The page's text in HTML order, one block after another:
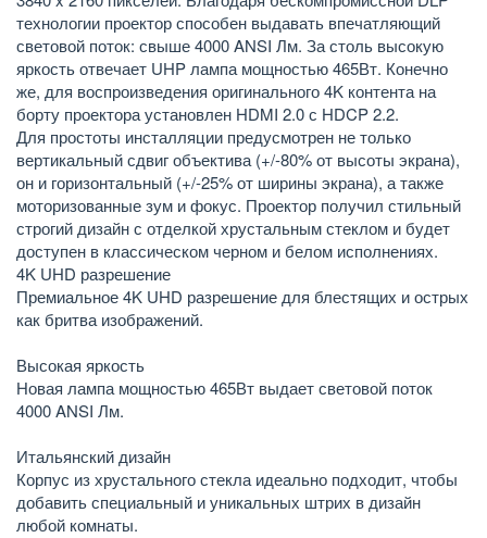
технологии проектор способен выдавать впечатляющий
световой поток: свыше 4000 ANSI Лм. За столь высокую
яркость отвечает UHP лампа мощностью 465Вт. Конечно
же, для воспроизведения оригинального 4K контента на
борту проектора установлен HDMI 2.0 с HDCP 2.2.
Для простоты инсталляции предусмотрен не только
вертикальный сдвиг объектива (+/-80% от высоты экрана),
он и горизонтальный (+/-25% от ширины экрана), а также
моторизованные зум и фокус. Проектор получил стильный
строгий дизайн с отделкой хрустальным стеклом и будет
доступен в классическом черном и белом исполнениях.
4K UHD разрешение
Премиальное 4K UHD разрешение для блестящих и острых
как бритва изображений.
Высокая яркость
Новая лампа мощностью 465Вт выдает световой поток
4000 ANSI Лм.
Итальянский дизайн
Корпус из хрустального стекла идеально подходит, чтобы
добавить специальный и уникальных штрих в дизайн
любой комнаты.